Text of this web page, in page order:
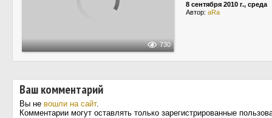
730
8 сентября 2010 г., среда
Автор: aRa
Ваш комментарий
Вы не вошли на сайт.
Комментарии могут оставлять только зарегистрированные